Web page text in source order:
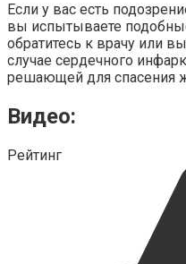
Если у вас есть
вы испытываете
обратитесь к врачу или
случае сердечного
решающей для спасения
Видео:
Рейтинг